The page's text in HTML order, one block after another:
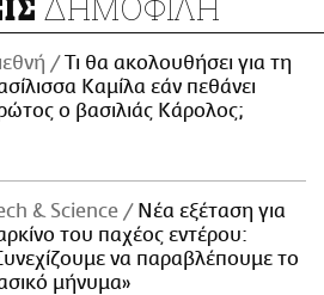
Τι θα ακολουθήσει για τη
Καμίλα εάν πεθάνει
ο βασιλιάς Κάρολος;
& Science
Νέα εξέταση για
του παχέος εντέρου:
να παραβλέπουμε το
μήνυμα»